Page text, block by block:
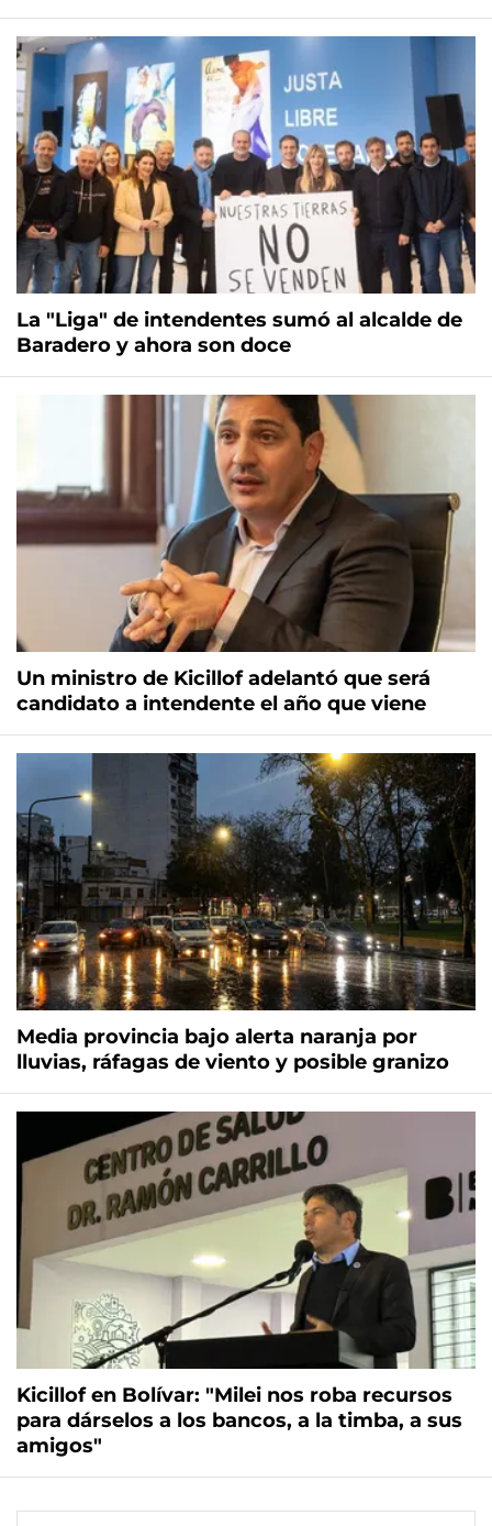
La "Liga" de intendentes sumó al alcalde de
Baradero y ahora son doce
Un ministro de Kicillof adelantó que será
candidato a intendente el año que viene
Media provincia bajo alerta naranja por
lluvias, ráfagas de viento y posible granizo
Kicillof en Bolívar: "Milei nos roba recursos
para dárselos a los bancos, a la timba, a sus
amigos"